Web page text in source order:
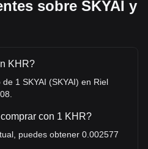
sobre SKYAI y
KHR?
1 SKYAI (SKYAI) en Riel
con 1 KHR?
puedes obtener 0.002577